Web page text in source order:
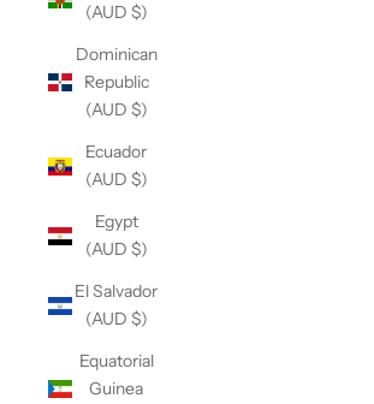
(AUD $)
Dominican
Republic
(AUD $)
Ecuador
(AUD $)
Egypt
(AUD $)
El Salvador
(AUD $)
Equatorial
Guinea